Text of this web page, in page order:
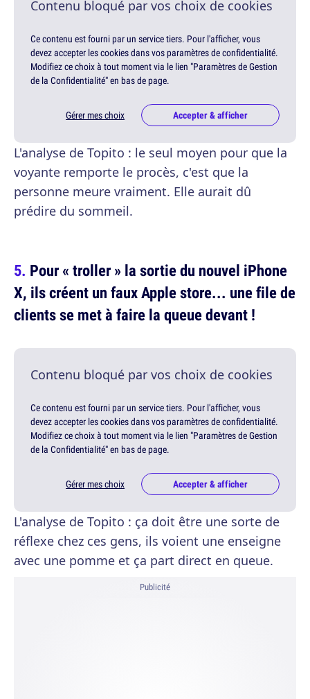
Contenu bloqué par vos choix de cookies
Ce contenu est fourni par un service tiers. Pour l'afficher, vous
devez accepter les cookies dans vos paramètres de confidentialité.
Modifiez ce choix à tout moment via le lien "Paramètres de Gestion
de la Confidentialité" en bas de page.
Gérer mes choix Accepter & afficher
L'analyse de Topito : le seul moyen pour que la
voyante remporte le procès, c'est que la
personne meure vraiment. Elle aurait dû
prédire du sommeil.
Pour « troller » la sortie du nouvel iPhone
X, ils créent un faux Apple store... une file de
clients se met à faire la queue devant !
Contenu bloqué par vos choix de cookies
Ce contenu est fourni par un service tiers. Pour l'afficher, vous
devez accepter les cookies dans vos paramètres de confidentialité.
Modifiez ce choix à tout moment via le lien "Paramètres de Gestion
de la Confidentialité" en bas de page.
Gérer mes choix Accepter & afficher
L'analyse de Topito : ça doit être une sorte de
réflexe chez ces gens, ils voient une enseigne
avec une pomme et ça part direct en queue.
Publicité